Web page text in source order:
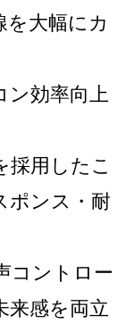
を大幅にカ
ン効率向上
採用したこ
ポンス・耐
コントロー
来感を両立